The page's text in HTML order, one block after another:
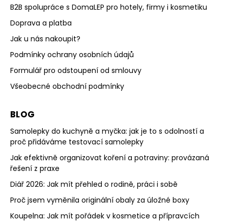
B2B spolupráce s DomaLEP pro hotely, firmy i kosmetiku
Doprava a platba
Jak u nás nakoupit?
Podmínky ochrany osobních údajů
Formulář pro odstoupení od smlouvy
Všeobecné obchodní podmínky
BLOG
Samolepky do kuchyně a myčka: jak je to s odolností a
proč přidáváme testovací samolepky
Jak efektivně organizovat koření a potraviny: provázaná
řešení z praxe
Diář 2026: Jak mít přehled o rodině, práci i sobě
Proč jsem vyměnila originální obaly za úložné boxy
Koupelna: Jak mít pořádek v kosmetice a přípravcích